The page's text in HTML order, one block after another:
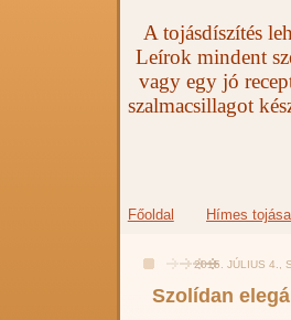
A tojásdíszítés
Leírok mindent
vagy egy jó
szalmacsillagot
Főoldal Hímes
2015. JÚLIUS 4.,
Szolídan